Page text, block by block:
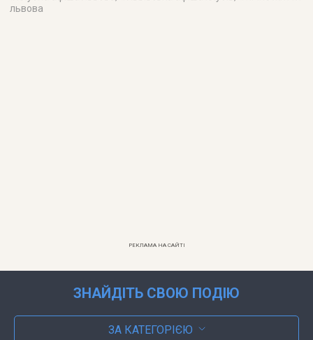
львова
РЕКЛАМА НА САЙТІ
ЗНАЙДІТЬ СВОЮ ПОДІЮ
ЗА КАТЕГОРІЄЮ